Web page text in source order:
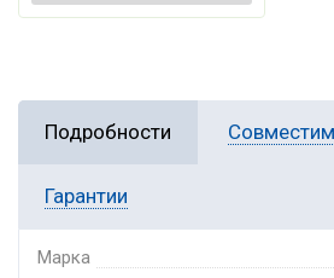
Подробности
Гарантии
Марка